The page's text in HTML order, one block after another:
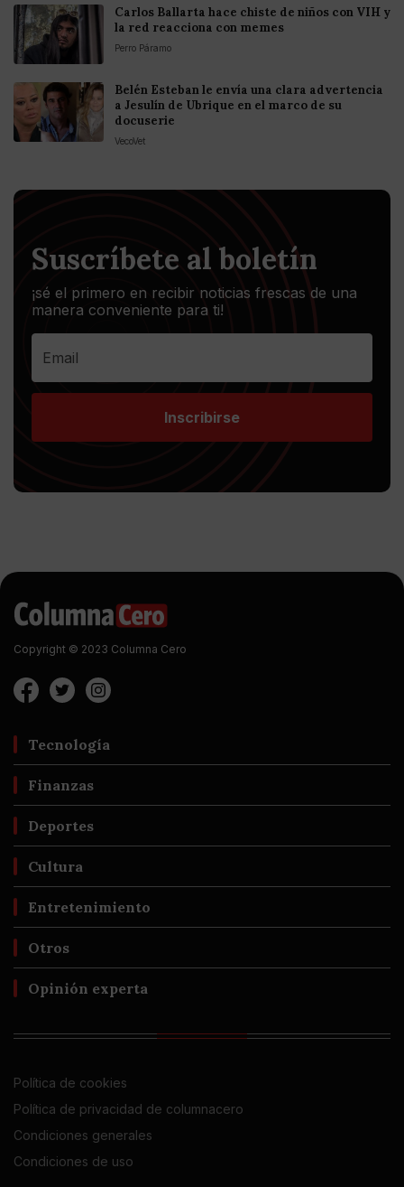
Carlos Ballarta hace chiste de niños con VIH y
la red reacciona con memes
Perro Páramo
Belén Esteban le envía una clara advertencia
a Jesulín de Ubrique en el marco de su
docuserie
VecoVet
Suscríbete al boletín
¡sé el primero en recibir noticias frescas de una
manera conveniente para ti!
Inscribirse
Copyright © 2023 Columna Cero
Tecnología
Finanzas
Deportes
Cultura
Entretenimiento
Otros
Opinión experta
Política de cookies
Política de privacidad de columnacero
Condiciones generales
Condiciones de uso